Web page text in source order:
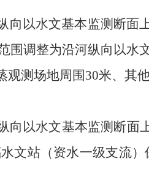
向以水文基本监测断面
围调整为沿河纵向以水
观测场地周 围30米、其
向以水文基本监测断面
文站（资水一级支流）